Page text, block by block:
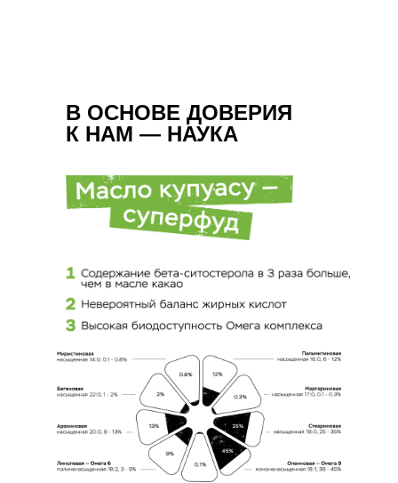
В ОСНОВЕ ДОВЕРИЯ
К НАМ — НАУКА